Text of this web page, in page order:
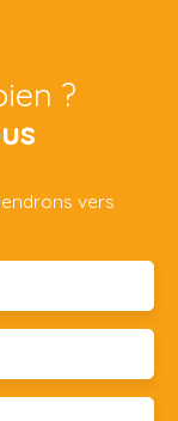
?
vers